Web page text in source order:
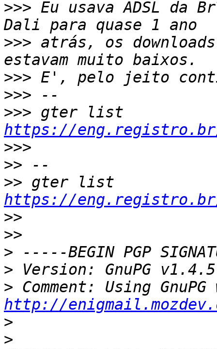
>>> Eu usava ADSL da
>>> atrás, os
>>>
>>>
>>>
https://
>>>
>>
>>
https://
>>
>>
>
>
>
http://
>
>